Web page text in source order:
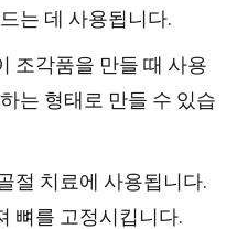
는 데 사용됩니다.
조각품을 만들 때 사용
는 형태로 만들 수 있습
절 치료에 사용됩니다.
뼈를 고정시킵니다.